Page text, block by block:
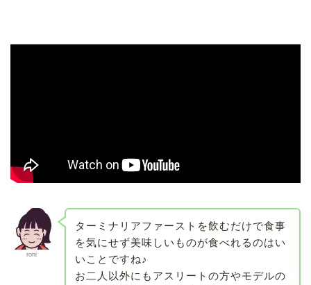
roni
ターミナリアファーストを飲むだけで食事
を気にせず美味しいものが食べれるのはい
いことですね♪
お二人以外にもアスリートの方やモデルの